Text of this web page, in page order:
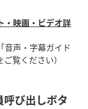
・映画・ビデオ詳
音声・字幕ガイド
覧ください）
び出しボタ